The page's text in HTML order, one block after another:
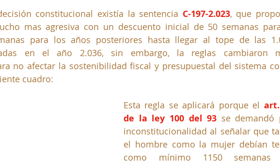
constitucional existía la sentencia C-197-2.023, que
mas agresiva con un descuento inicial de 50 semanas
para los años posteriores hasta llegar al tope de las
en el año 2.036, sin embargo, la reglas cambiaron
no afectar la sostenibilidad fiscal y presupuestal del sistema
cuadro:
Esta regla se aplicará porque el
de la ley 100 del 93 se demandó
inconstitucionalidad al señalar que
el hombre como la mujer debían
como mínimo 1150 semanas